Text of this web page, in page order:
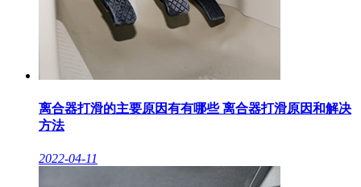
离合器打滑的主要原因有有哪些 离合器打滑原因和解决
方法
2022-04-11